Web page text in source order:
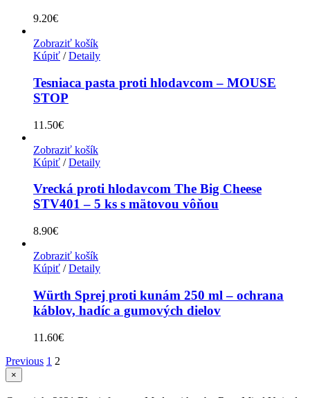
9.20€
Zobraziť košík
Kúpiť / Detaily
Tesniaca pasta proti hlodavcom – MOUSE
STOP
11.50€
Zobraziť košík
Kúpiť / Detaily
Vrecká proti hlodavcom The Big Cheese
STV401 – 5 ks s mätovou vôňou
8.90€
Zobraziť košík
Kúpiť / Detaily
Würth Sprej proti kunám 250 ml – ochrana
káblov, hadíc a gumových dielov
11.60€
Previous 1 2
Zatvoriť
rýchle
×